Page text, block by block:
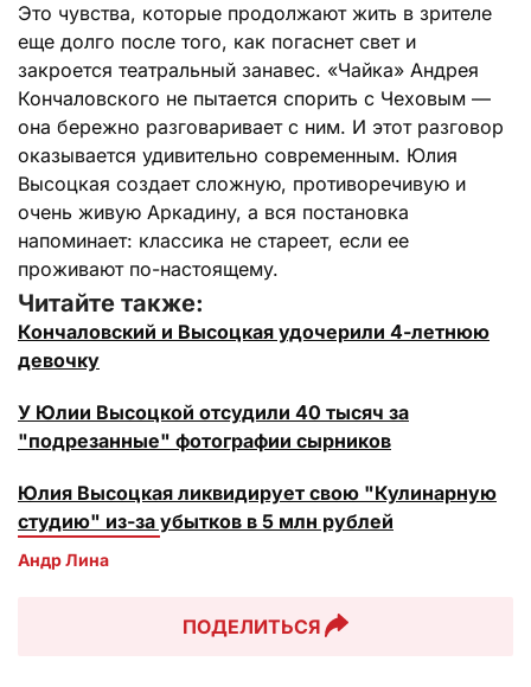
Это чувства, которые продолжают жить в зрителе
еще долго после того, как погаснет свет и
закроется театральный занавес. «Чайка» Андрея
Кончаловского не пытается спорить с Чеховым —
она бережно разговаривает с ним. И этот разговор
оказывается удивительно современным. Юлия
Высоцкая создает сложную, противоречивую и
очень живую Аркадину, а вся постановка
напоминает: классика не стареет, если ее
проживают по-настоящему.
Читайте также:
Кончаловский и Высоцкая удочерили 4-летнюю
девочку
У Юлии Высоцкой отсудили 40 тысяч за
"подрезанные" фотографии сырников
Юлия Высоцкая ликвидирует свою "Кулинарную
студию" из-за убытков в 5 млн рублей
Андр Лина
ПОДЕЛИТЬСЯ